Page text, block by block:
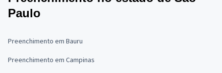
Paulo
Preenchimento em Bauru
Preenchimento em Campinas